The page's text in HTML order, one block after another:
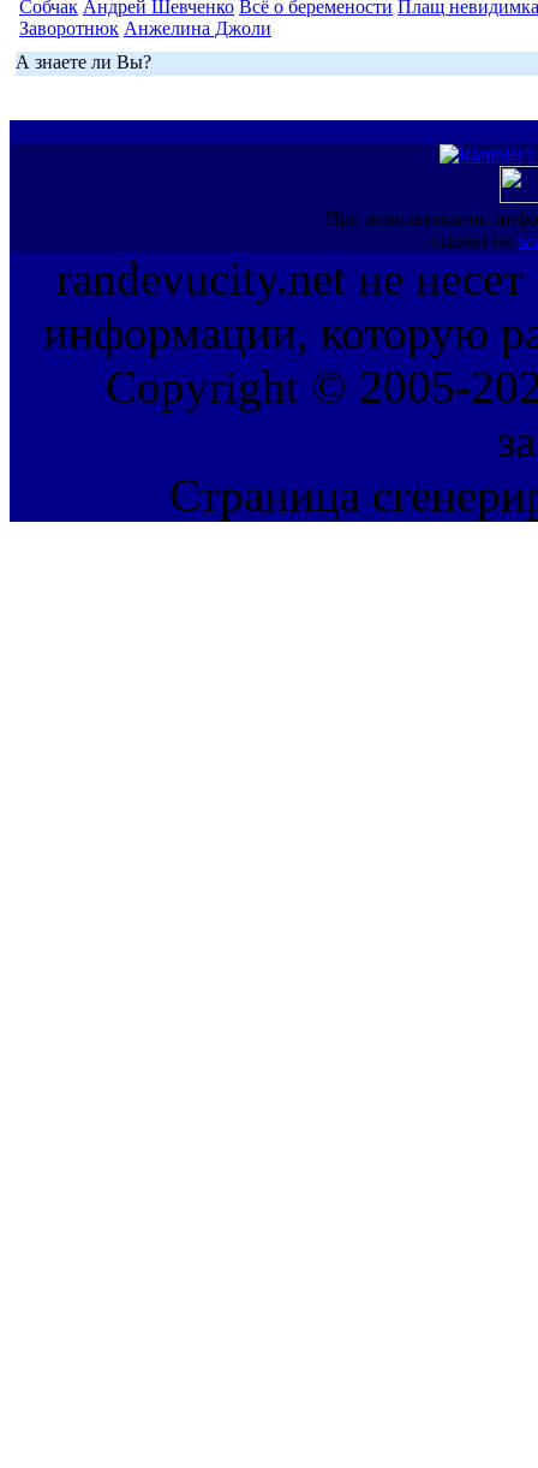
Собчак Андрей Шевченко Всё о беремености Плащ невидимка
Заворотнюк Анжелина Джоли
А знаете ли Вы?
При использовании
ссылка на
randevucity.net не несет
информации, которую
Copyright © 2005-
Страница